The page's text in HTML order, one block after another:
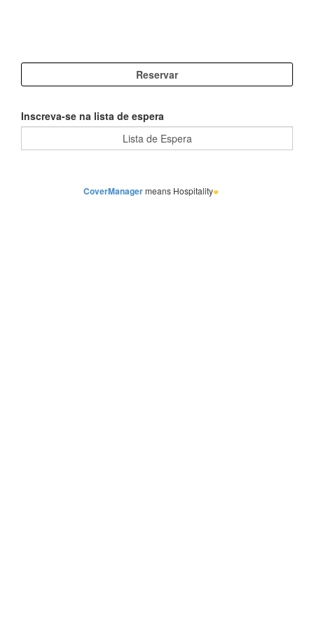
Inscreva-se na lista de espera
CoverManagermeans Hospitality